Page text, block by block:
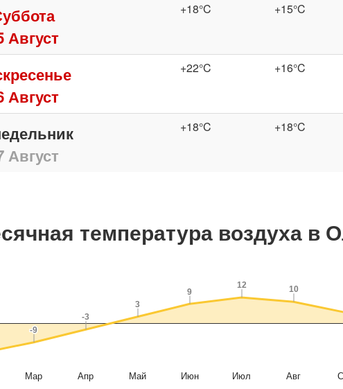
Август
+18°C
+15°C
Август
+22°C
+16°C
Август
+18°C
+18°C
температура воздуха в
Мар Апр Май Июн Июл Авг
-9
-9
-3
-3
3
3
9
9
12
12 10
10